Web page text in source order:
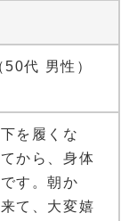
代 男性）
を履くな
から、身体
す。朝か
て、大変嬉